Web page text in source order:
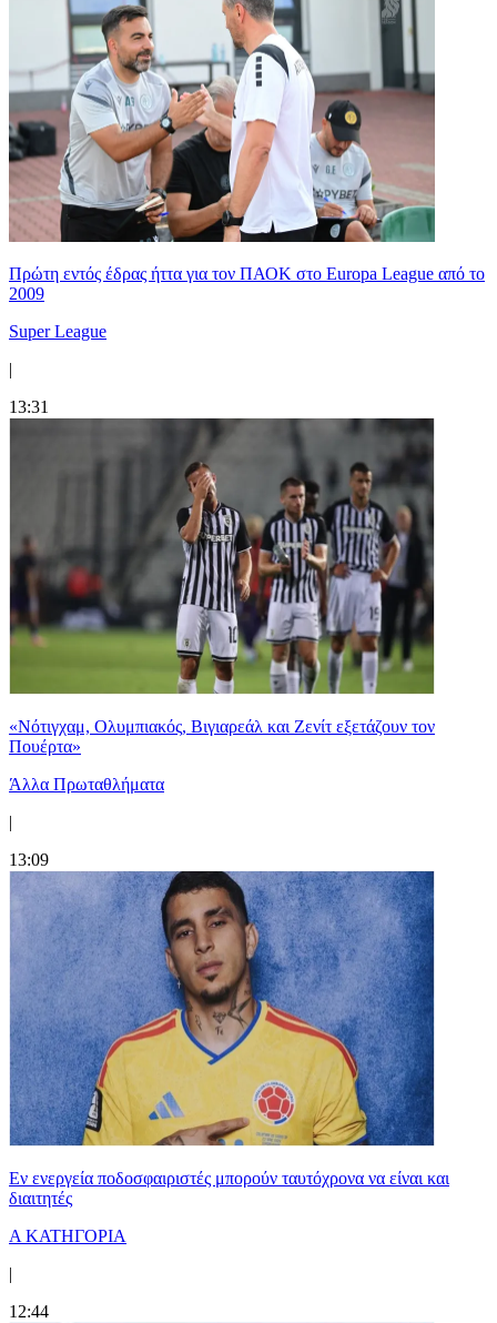
Πρώτη εντός έδρας ήττα για τον ΠΑΟΚ στο Europa League από το
2009
Super League
|
13:31
«Νότιγχαμ, Ολυμπιακός, Βιγιαρεάλ και Ζενίτ εξετάζουν τον
Πουέρτα»
Άλλα Πρωταθλήματα
|
13:09
Εν ενεργεία ποδοσφαιριστές μπορούν ταυτόχρονα να είναι και
διαιτητές
Α ΚΑΤΗΓΟΡΙΑ
|
12:44